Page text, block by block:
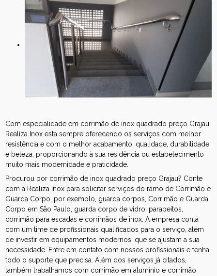
Com especialidade em corrimão de inox quadrado preço Grajau,
Realiza Inox esta sempre oferecendo os serviços com melhor
resistência e com o melhor acabamento, qualidade, durabilidade
e beleza, proporcionando à sua residência ou estabelecimento
muito mais modernidade e praticidade.
Procurou por corrimão de inox quadrado preço Grajau? Conte
com a Realiza Inox para solicitar serviços do ramo de Corrimão e
Guarda Corpo, por exemplo, guarda corpos, Corrimão e Guarda
Corpo em São Paulo, guarda corpo de vidro, parapeitos,
corrimão para escadas e corrimãos de inox. A empresa conta
com um time de profissionais qualificados para o serviço, além
de investir em equipamentos modernos, que se ajustam a sua
necessidade. Entre em contato com nossos profissionais e tenha
todo o suporte que precisa. Além dos serviços já citados,
também trabalhamos com corrimão em alumínio e corrimão